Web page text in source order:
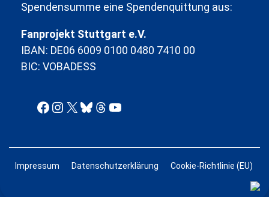
Spendensumme eine Spendenquittung aus:
Fanprojekt Stuttgart e.V.
IBAN: DE06 6009 0100 0480 7410 00
BIC: VOBADESS
Facebook
Instagram
X Bluesky
Threads
YouTube
Impressum Datenschutzerklärung Cookie-Richtlinie (EU)